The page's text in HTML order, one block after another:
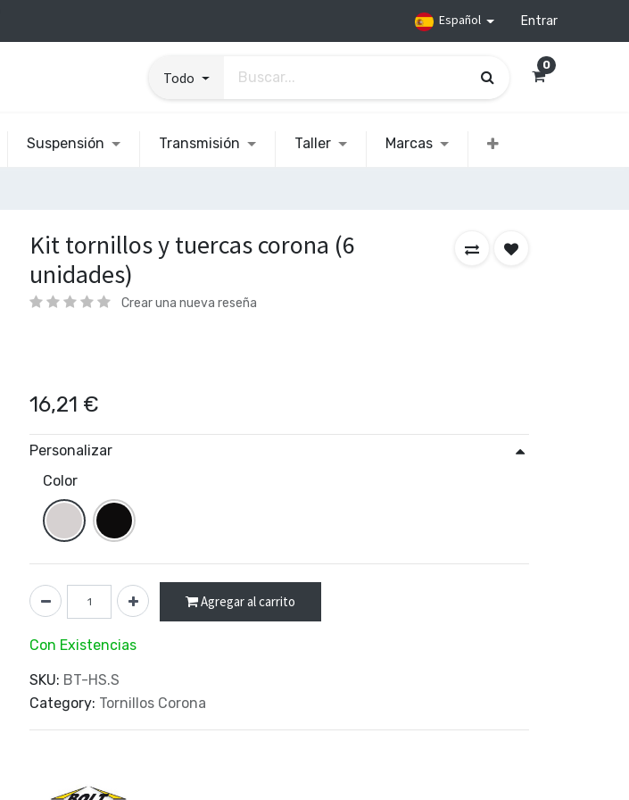
Español Entrar
Todo
0
Suspensión Transmisión Taller Marcas
Kit tornillos y tuercas corona (6
unidades)
Crear una nueva reseña
16,21 €
Personalizar
Color
Agregar al carrito
Con Existencias
SKU: BT-HS.S
Category: Tornillos Corona